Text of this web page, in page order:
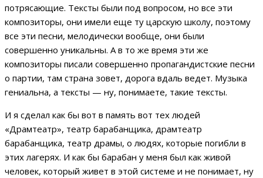
потрясающие. Тексты были под вопросом, но все эти
композиторы, они имели еще ту царскую школу, поэтому
все эти песни, мелодически вообще, они были
совершенно уникальны. А в то же время эти же
композиторы писали совершенно пропагандистские песни
о партии, там страна зовет, дорога вдаль ведет. Музыка
гениальна, а тексты — ну, понимаете, такие тексты.
И я сделал как бы вот в память вот тех людей
«Драмтеатр», театр барабанщика, драмтеатр
барабанщика, театр драмы, о людях, которые погибли в
этих лагерях. И как бы барабан у меня был как живой
человек, который живет в этой системе и не понимает, ну